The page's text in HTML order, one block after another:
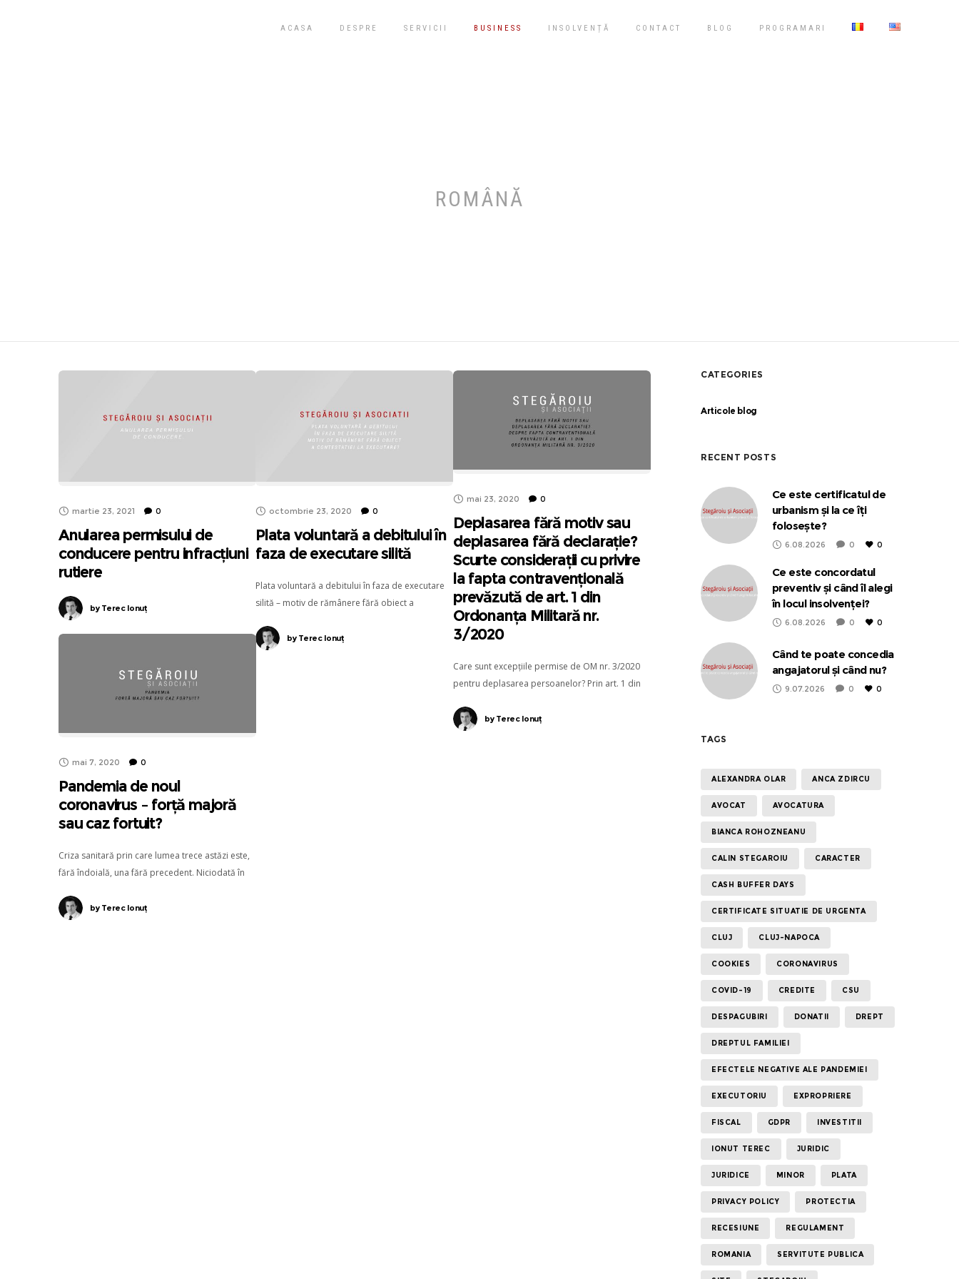
ACASA DESPRE SERVICII BUSINESS INSOLVENȚĂ CONTACT BLOG PROGRAMARI
ROMÂNĂ
martie 23, 2021 0
Anularea permisului de
conducere pentru infracțiuni
rutiere
byTerec Ionuț
octombrie 23, 2020 0
Plata voluntară a debitului în
faza de executare silită
Plata voluntară a debitului în faza de executare
silită – motiv de rămânere fără obiect a
Societate Civila de Avocati in Cluj-Napoca.
byTerec Ionuț
mai 23, 2020 0
Deplasarea fără motiv sau
deplasarea fără declarație?
Scurte considerații cu privire
la fapta contravențională
prevăzută de art. 1 din
Ordonanța Militară nr.
3/2020
Care sunt excepțiile permise de OM nr. 3/2020
pentru deplasarea persoanelor? Prin art. 1 din
interzisă deplasarea persoanelor în afara
locuinței sau gospodăriei,
byTerec Ionuț
mai 7, 2020 0
Pandemia de noul
coronavirus – forță majoră
sau caz fortuit?
Criza sanitară prin care lumea trece astăzi este,
fără îndoială, una fără precedent. Niciodată în
o situație în care, practic, întreaga sa
byTerec Ionuț
CATEGORIES
Articole blog
RECENT POSTS
Ce este certificatul de
urbanism și la ce îți
folosește?
6.08.2026 0 0
Ce este concordatul
preventiv și când îl alegi
în locul insolvenței?
6.08.2026 0 0
Când te poate concedia
angajatorul și când nu?
9.07.2026 0 0
TAGS
ALEXANDRA OLAR ANCA ZDIRCU
AVOCAT AVOCATURA
BIANCA ROHOZNEANU
CALIN STEGAROIU CARACTER
CASH BUFFER DAYS
CERTIFICATE SITUATIE DE URGENTA
CLUJ CLUJ-NAPOCA
COOKIES CORONAVIRUS
COVID-19 CREDITE CSU
DESPAGUBIRI DONATII DREPT
DREPTUL FAMILIEI
EFECTELE NEGATIVE ALE PANDEMIEI
EXECUTORIU EXPROPRIERE
FISCAL GDPR INVESTITII
IONUT TEREC JURIDIC
JURIDICE MINOR PLATA
PRIVACY POLICY PROTECTIA
RECESIUNE REGULAMENT
ROMANIA SERVITUTE PUBLICA